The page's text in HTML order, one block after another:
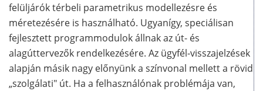
felüljárók térbeli parametrikus modellezésre és
méretezésére is használható. Ugyanígy, speciálisan
fejlesztett programmodulok állnak az út- és
alagúttervezők rendelkezésére. Az ügyfél-visszajelzések
alapján másik nagy előnyünk a színvonal mellett a rövid
„szolgálati" út. Ha a felhasználónak problémája van,